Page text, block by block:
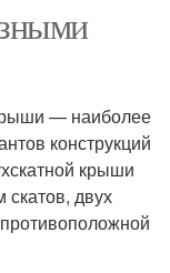
— наиболее
конструкций
крыши
двух